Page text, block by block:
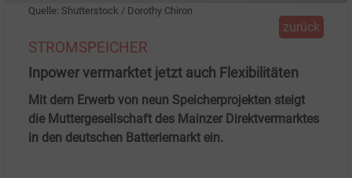
Quelle: Shutterstock / Dorothy Chiron
zurück
STROMSPEICHER
Inpower vermarktet jetzt auch Flexibilitäten
Mit dem Erwerb von neun Speicherprojekten steigt
die Muttergesellschaft des Mainzer Direktvermarktes
in den deutschen Batteriemarkt ein.